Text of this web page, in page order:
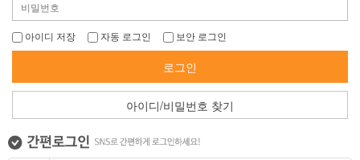
아이디 저장 자동 로그인 보안 로그인
로그인
아이디/비밀번호 찾기